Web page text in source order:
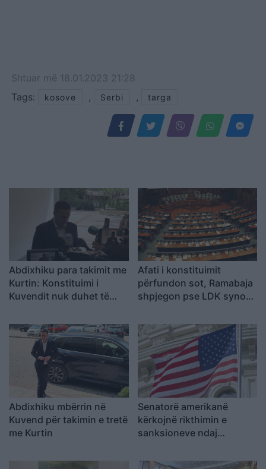
Shtuar më 18.01.2023 21:28
Tags:
kosove , Serbi , targa
Abdixhiku para takimit me
Kurtin: Konstituimi i
Kuvendit nuk duhet të
Afati i konstituimit
përfundon sot, Ramabaja
shpjegon pse LDK synon
akuzon ashpër opozitën
Abdixhiku mbërrin në
Kuvend për takimin e tretë
me Kurtin
Senatorë amerikanë
kërkojnë rikthimin e
sanksioneve ndaj
Sërpska